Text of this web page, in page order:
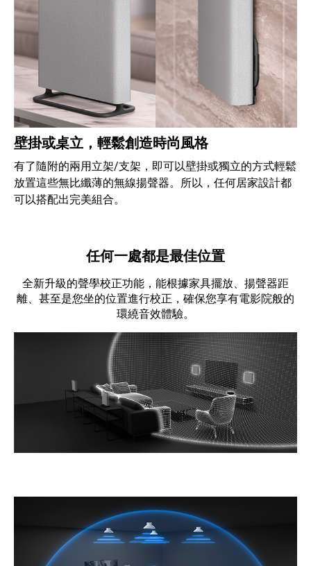
壁掛或桌立，輕鬆創造時尚風格
有了隨附的兩用立架/支架，即可以壁掛或獨立的方式輕鬆
放置這些無比纖薄的無線揚聲器。所以，任何居家設計都
可以搭配出完美組合。
任何一處都是最佳位置
全新升級的聲學校正功能，能根據家具擺放、揚聲器距
離、甚至是您坐的位置進行校正，確保您享有電影院般的
環繞音效體驗。